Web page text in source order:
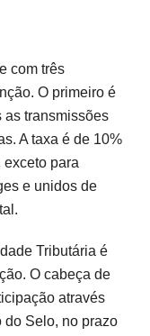
com três
O primeiro é
as transmissões
A taxa é de 10%
para
e unidos de
Tributária é
O cabeça de
através
do Selo, no prazo